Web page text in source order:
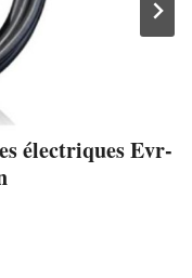
électriques Evr-